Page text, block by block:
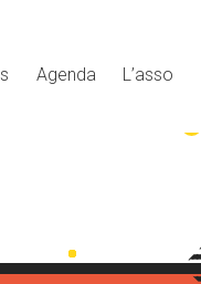
Agenda L’asso